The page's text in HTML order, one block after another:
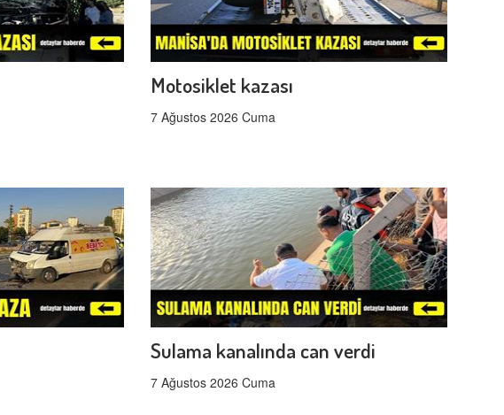
Motosiklet kazası
7 Ağustos 2026 Cuma
Sulama kanalında can verdi
7 Ağustos 2026 Cuma